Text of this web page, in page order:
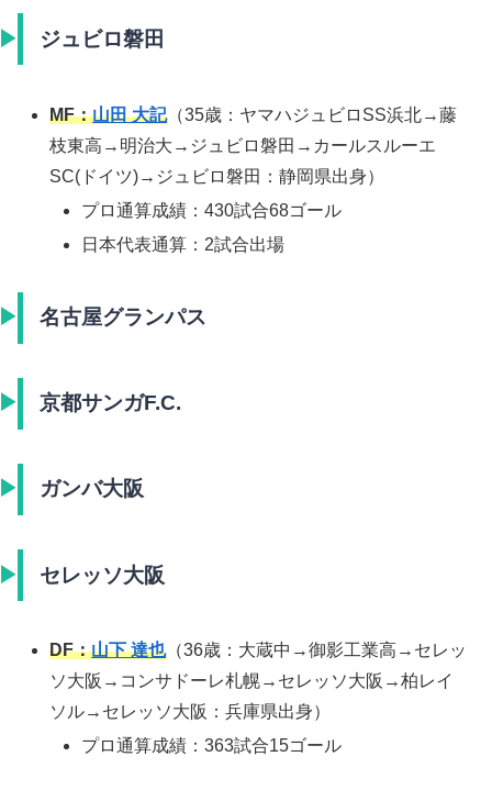
ジュビロ磐田
MF：山田 大記（35歳：ヤマハジュビロSS浜北→藤
枝東高→明治大→ジュビロ磐田→カールスルーエ
SC(ドイツ)→ジュビロ磐田：静岡県出身）
プロ通算成績：430試合68ゴール
日本代表通算：2試合出場
名古屋グランパス
京都サンガF.C.
ガンバ大阪
セレッソ大阪
DF：山下 達也（36歳：大蔵中→御影工業高→セレッ
ソ大阪→コンサドーレ札幌→セレッソ大阪→柏レイ
ソル→セレッソ大阪：兵庫県出身）
プロ通算成績：363試合15ゴール